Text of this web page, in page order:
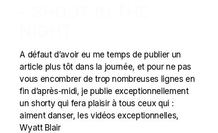
A défaut d’avoir eu me temps de publier un
article plus tôt dans la journée, et pour ne pas
vous encombrer de trop nombreuses lignes en
fin d’après-midi, je publie exceptionnellement
un shorty qui fera plaisir à tous ceux qui :
aiment danser, les vidéos exceptionnelles,
Wyatt Blair